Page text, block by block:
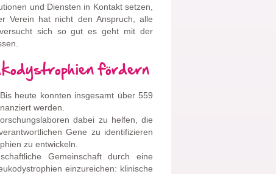
und Diensten in Kontakt setzen,
Verein hat nicht den Anspruch, alle
sich so gut es geht mit der
fördern
heute konnten insgesamt über 559
werden.
dabei zu helfen, die
Gene zu identifizieren
zu entwickeln.
Gemeinschaft durch eine
einzureichen: klinische